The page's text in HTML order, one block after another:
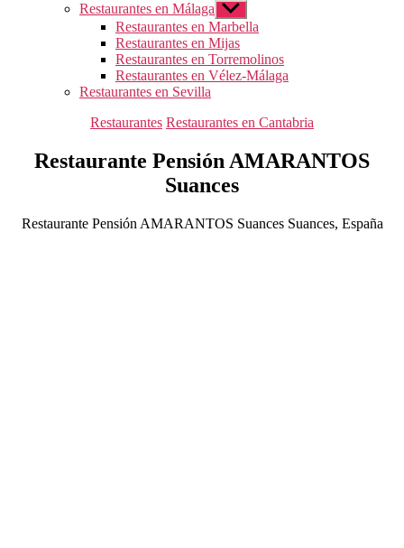
Restaurantes en Málaga Mostrar
el
submenú
Restaurantes en Marbella
Restaurantes en Mijas
Restaurantes en Torremolinos
Restaurantes en Vélez-Málaga
Restaurantes en Sevilla
Categorías
Restaurantes Restaurantes en Cantabria
Restaurante Pensión AMARANTOS
Suances
Restaurante Pensión AMARANTOS Suances Suances, España